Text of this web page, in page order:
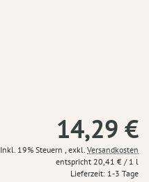
14,29 €
Inkl. 19% Steuern , exkl. Versandkosten
20,41 € / 1 l
Lieferzeit 1-3 Tage